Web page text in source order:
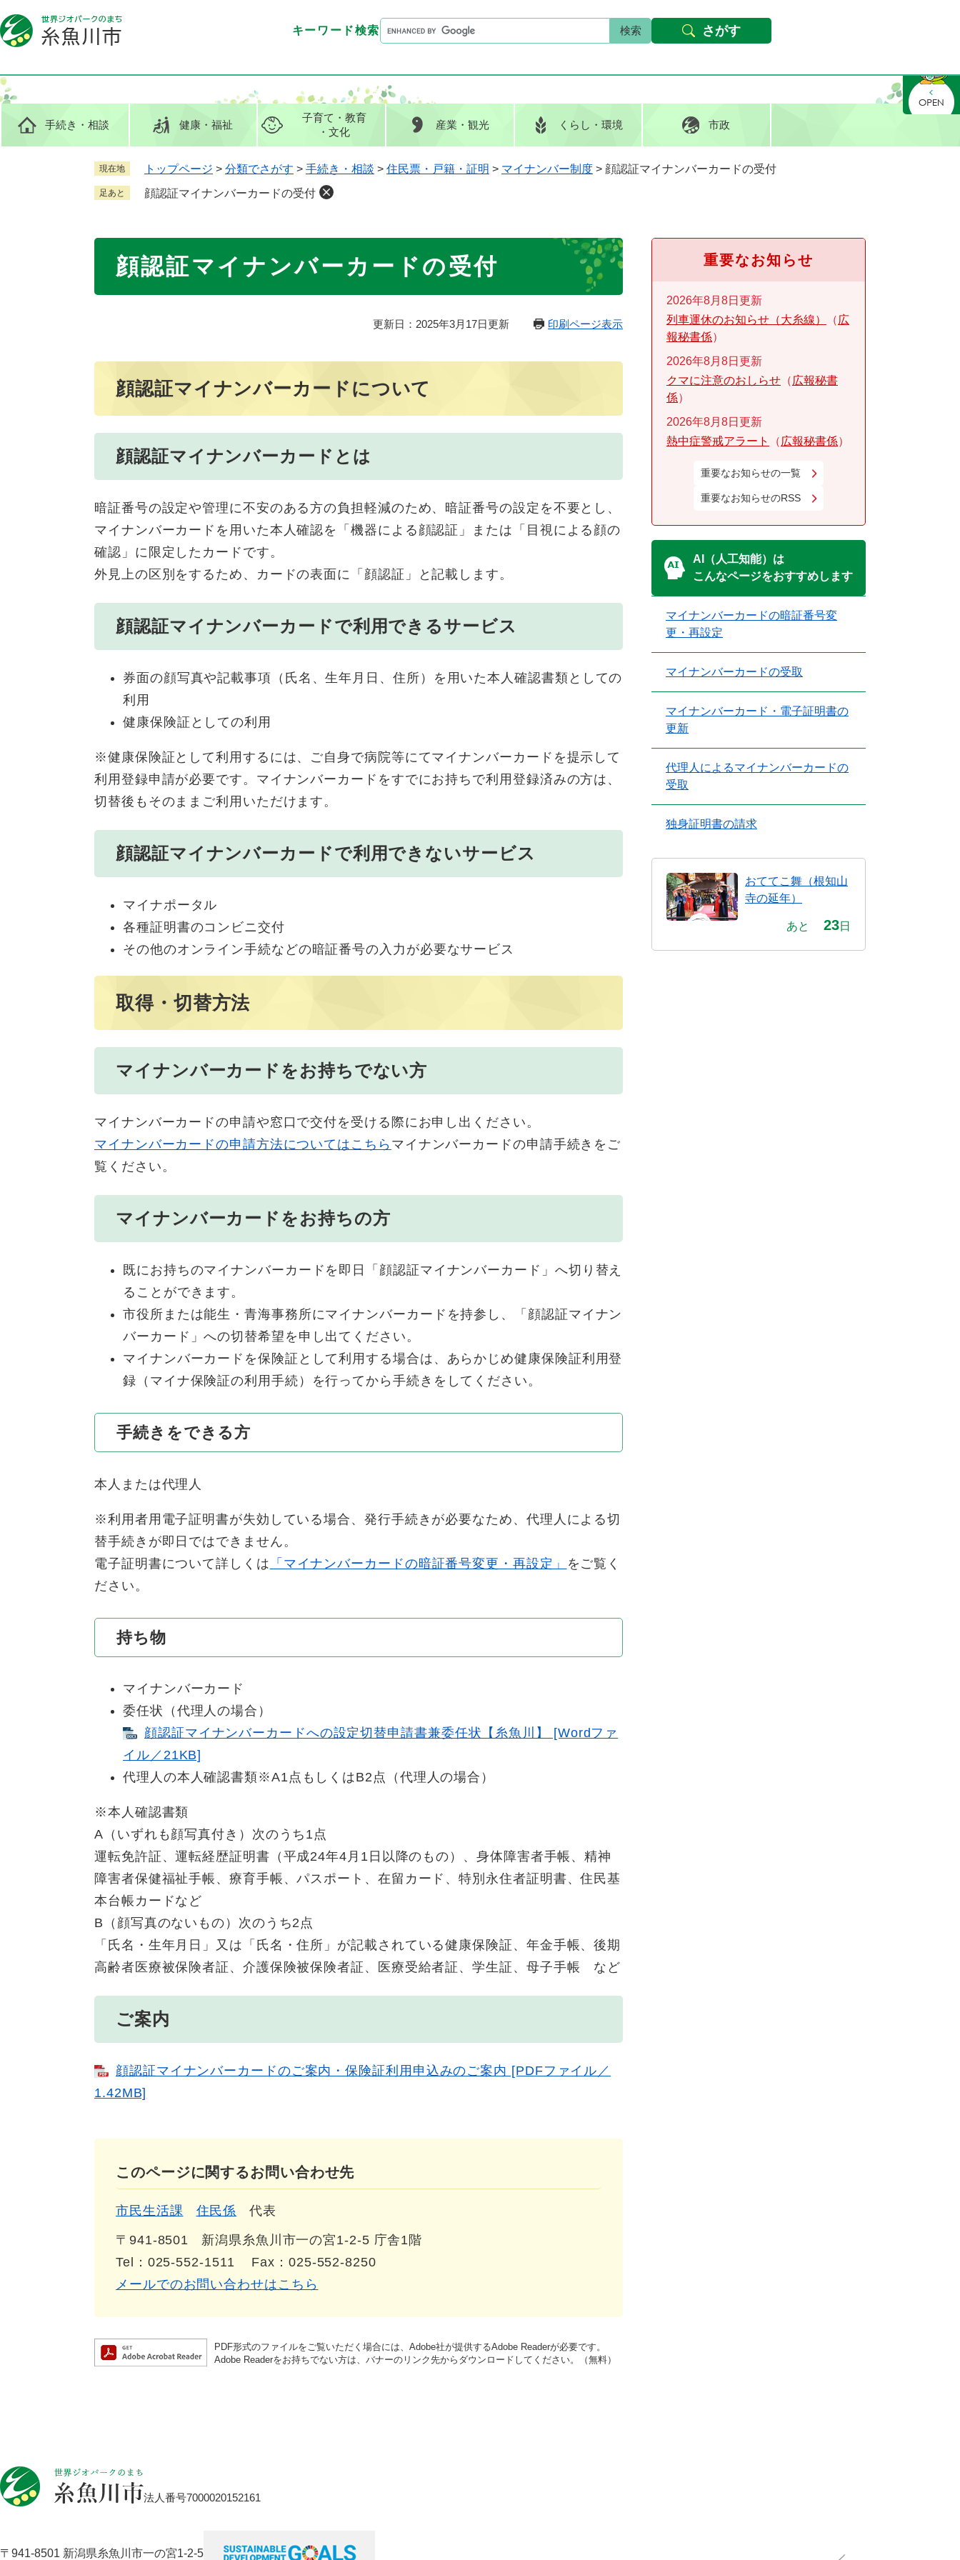
ー
ジ
先
頭
。
ニ
ュ
を
飛
て
本文へ Foreign languages
キーワード検索G
o
e
カ
ス
手続き ・相談 健康・福祉
子育て ・教育
・文化
産業 ・観光 くらし ・環境 市政
キーワード検索
G
o
g
l
ス
タ
さがす
現在地 トップページ > 分類でさがす > 手続き・相談 > 住民票・戸籍・証明 > マイナンバー制度 > 顔認証マイナンバーカードの受付
足あと 顔認証マイナンバーカードの受付
顔認証マイナンバーカードの受付
更新日：2025年3月17日更新 印刷ページ表示
顔認証マイナンバーカードについて
顔認証マイナンバーカードとは
暗証番号の設定や管理に不安のある方の負担軽減のため、暗証番号の設定を不要とし、
マイナンバーカードを用いた本人確認を「機器による顔認証」または「目視による顔の
確認」に限定したカードです。
外見上の区別をするため、カードの表面に「顔認証」と記載します。
顔認証マイナンバーカードで利用できるサービス
券面の顔写真や記載事項（氏名、生年月日、住所）を用いた本人確認書類としての
利用
健康保険証としての利用
※健康保険証として利用するには、ご自身で病院等にてマイナンバーカードを提示して
利用登録申請が必要です。マイナンバーカードをすでにお持ちで利用登録済みの方は、
切替後もそのままご利用いただけます。
顔認証マイナンバーカードで利用できないサービス
マイナポータル
各種証明書のコンビニ交付
その他のオンライン手続などの暗証番号の入力が必要なサービス
取得・切替方法
マイナンバーカードをお持ちでない方
マイナンバーカードの申請や窓口で交付を受ける際にお申し出ください。
マイナンバーカードの申請方法についてはこちら マイナンバーカードの申請手続きをご
覧ください。
マイナンバーカードをお持ちの方
既にお持ちのマイナンバーカードを即日「顔認証マイナンバーカード」へ切り替え
ることができます。
市役所または能生・青海事務所にマイナンバーカードを持参し、「顔認証マイナン
バーカード」への切替希望を申し出てください。
マイナンバーカードを保険証として利用する場合は、あらかじめ健康保険証利用登
録（マイナ保険証の利用手続）を行ってから手続きをしてください。
手続きをできる方
本人または代理人
※利用者用電子証明書が失効している場合、発行手続きが必要なため、代理人による切
替手続きが即日ではできません。
電子証明書について詳しくは 「マイナンバーカードの暗証番号変更・再設定」
をご覧く
ださい。
持ち物
マイナンバーカード
委任状（代理人の場合）
顔認証マイナンバーカードへの設定切替申請書兼委任状【糸魚川】 [Wordファ
イル／21KB]
代理人の本人確認書類※A1点もしくはB2点（代理人の場合）
※本人確認書類
A（いずれも顔写真付き）次のうち1点
運転免許証、運転経歴証明書（平成24年4月1日以降のもの）、身体障害者手帳、精神
障害者保健福祉手帳、療育手帳、パスポート、在留カード、特別永住者証明書、住民基
本台帳カードなど
B（顔写真のないもの）次のうち2点
「氏名・生年月日」又は「氏名・住所」が記載されている健康保険証、年金手帳、後期
高齢者医療被保険者証、介護保険被保険者証、医療受給者証、学生証、母子手帳 など
ご案内
顔認証マイナンバーカードのご案内・保険証利用申込みのご案内 [PDFファイル／
1.42MB]
このページに関するお問い合わせ先
市民生活課 住民係 代表
〒941-8501
新潟県糸魚川市一の宮1-2-5 庁舎1階
Tel：025-552-1511
Fax：025-552-8250
メールでのお問い合わせはこちら
PDF形式のファイルをご覧いただく場合には、Adobe社が提供するAdobe Readerが必要です。
Adobe Readerをお持ちでない方は、バナーのリンク先からダウンロードしてください。（無料）
重要なお知らせ
2026年8月8日更新
列車運休のお知らせ（大糸線）
広
報秘書係
2026年8月8日更新
クマに注意のおしらせ
広報秘書
係
2026年8月8日更新
熱中症警戒アラート
広報秘書係
重要なお知らせの一覧
重要なお知らせのRSS
AI（人工知能）は
こんなページをおすすめします
マイナンバーカードの暗証番号変
更・再設定
マイナンバーカードの受取
マイナンバーカード・電子証明書の
更新
代理人によるマイナンバーカードの
受取
独身証明書の請求
おててこ舞（根知山
寺の延年）
あと 23日
法人番号7000020152161
〒941-8501 新潟県糸魚川市一の宮1-2-5